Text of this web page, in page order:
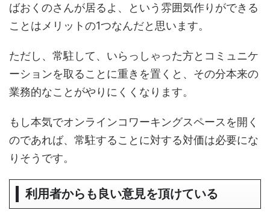
ばおくのさんが居るよ、という雰囲気作りができる
ことはメリットの1つなんだと思います。
ただし、常駐して、いらっしゃった方とコミュニケ
ーションを取ることに重きを置くと、その分本来の
業務的なことがやりにくくなります。
もし本気でオンラインコワーキングスペースを開く
のであれば、常駐することに対する対価は必要にな
りそうです。
利用者からも良い意見を頂けている